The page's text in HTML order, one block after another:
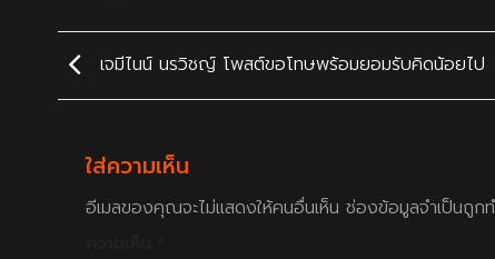
เจมีไนน์ นรวิชญ์ โพสต์ขอโทษพร้อมยอมรับคิดน้อยไป
ใส่ความเห็น
อีเมลของคุณจะไม่แสดงให้คนอื่นเห็น ช่องข้อมูลจำเป็นถูก